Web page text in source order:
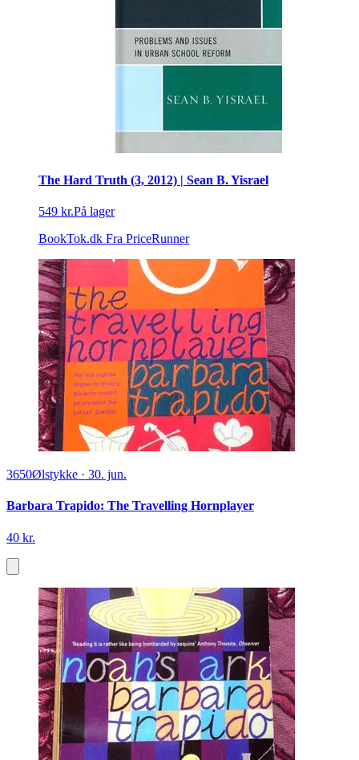
The Hard Truth (3, 2012) | Sean B. Yisrael
549 kr.På lager
BookTok.dk Fra PriceRunner
3650Ølstykke · 30. jun.
Barbara Trapido: The Travelling Hornplayer
40 kr.